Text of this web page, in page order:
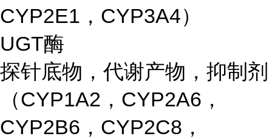
CYP2E1，CYP3A4）
UGT酶
探针底物，代谢产物，抑制剂
（CYP1A2，CYP2A6，
CYP2B6，CYP2C8，